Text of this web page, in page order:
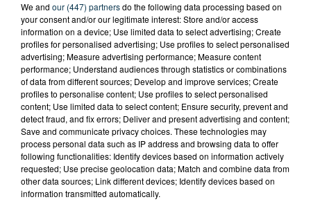
Tarif Payant
Samedi 25 avril, ça va déménager à la Cuisine des
mélanges avec Les Cagettes !
L'Association la Cuisine des mélanges organise un
dîner-concert à partir de 19h30 au Domaine de la
source à Ouches !!
Cette soirée doit permette de récolter un soutien
We and our (447) partnersdo the following data processing based on
your consent and/or our legitimate interest: Store and/or access
information on a device; Use limited data to select advertising; Create
profiles for personalised advertising; Use profiles to select personalised
advertising; Measure advertising performance; Measure content
performance; Understand audiences through statistics or combinations
of data from different sources; Develop and improve services; Create
profiles to personalise content; Use profiles to select personalised
content; Use limited data to select content; Ensure security, prevent and
detect fraud, and fix errors; Deliver and present advertising and content;
Save and communicate privacy choices. These technologies may
process personal data such as IP address and browsing data to offer
following functionalities: Identify devices based on information actively
requested; Use precise geolocation data; Match and combine data from
other data sources; Link different devices; Identify devices based on
information transmitted automatically.